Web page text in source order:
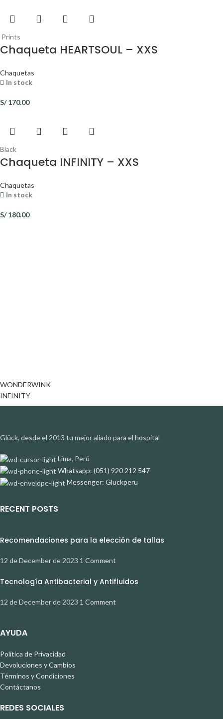
Prints
Chaqueta HEARTSOUL – XXS
Chaquetas
In stock
S/170.00
Black
Chaqueta INFINITY – XXS
Chaquetas
In stock
S/180.00
WONDERWINK
INFINITY
Glück, desde el 2013 tu mejor aliado para el hospital
Lima, Perú
Whatsapp: (051) 920 212 547
Messenger: Gluckperu
RECENT POSTS
Recomendaciones para la elección de tallas
12 de December de 2023 1 Comment
Tecnología Antibacterial y Antifluidos
12 de December de 2023 1 Comment
AYUDA
Política de Privacidad
Devoluciones y Cambios
Términos y Condiciones
Contáctanos
REDES SOCIALES